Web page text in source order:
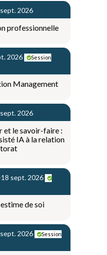
2026
professionnelle
2026
Session
Management
2026
et le savoir-faire :
IA à la relation
sept. 2026
de soi
2026
Session